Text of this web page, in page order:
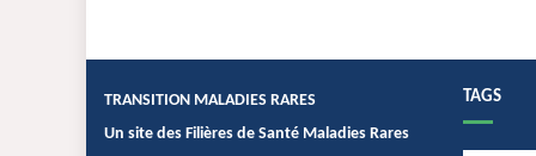
TRANSITION MALADIES RARES
Un site des Filières de Santé Maladies Rares
TAGS